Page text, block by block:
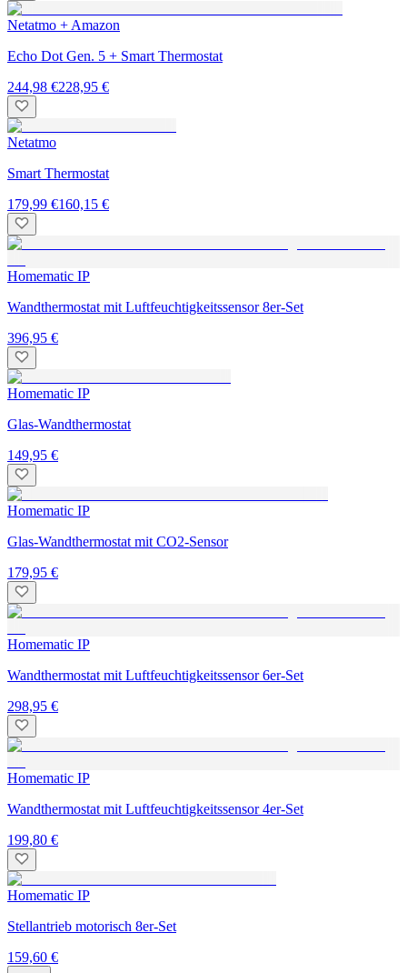
Netatmo + Amazon
Echo Dot Gen. 5 + Smart Thermostat
244,98 €228,95 €
Netatmo
Smart Thermostat
179,99 €160,15 €
Homematic IP
Wandthermostat mit Luftfeuchtigkeitssensor 8er-Set
396,95 €
Homematic IP
Glas-Wandthermostat
149,95 €
Homematic IP
Glas-Wandthermostat mit CO2-Sensor
179,95 €
Homematic IP
Wandthermostat mit Luftfeuchtigkeitssensor 6er-Set
298,95 €
Homematic IP
Wandthermostat mit Luftfeuchtigkeitssensor 4er-Set
199,80 €
Homematic IP
Stellantrieb motorisch 8er-Set
159,60 €